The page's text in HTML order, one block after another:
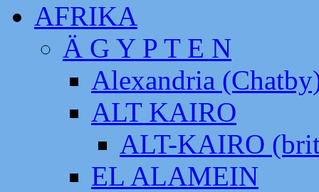
AFRIKA
Ä G Y P T E N
Alexandria
ALT KAIRO
ALT-KAIRO
EL ALAMEIN